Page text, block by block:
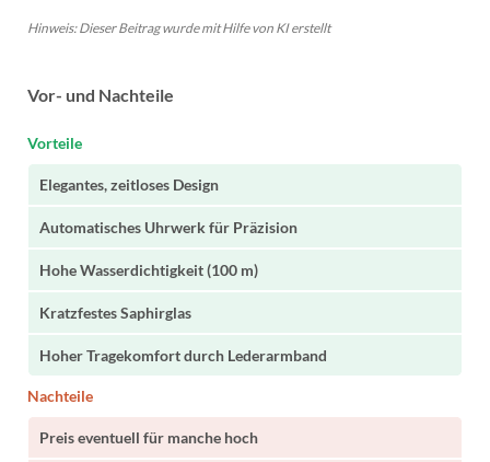
Hinweis: Dieser Beitrag wurde mit Hilfe von KI erstellt
Vor- und Nachteile
Vorteile
Elegantes, zeitloses Design
Automatisches Uhrwerk für Präzision
Hohe Wasserdichtigkeit (100 m)
Kratzfestes Saphirglas
Hoher Tragekomfort durch Lederarmband
Nachteile
Preis eventuell für manche hoch